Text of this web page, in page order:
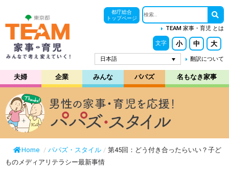
都庁総合
トップページ
TEAM 家事・育児 とは
文字 小 中 大
日本語 翻訳について
夫婦 企業 みんな パパズ 名もなき家事
Home / パパズ・スタイル / 第45回：どう付き合ったらいい？子ど
ものメディアリテラシー最新事情